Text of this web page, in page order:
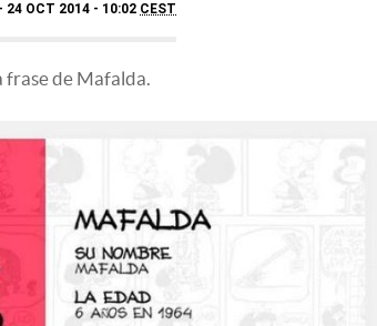
24 OCT 2014 - 10:02 CEST
frase de Mafalda.